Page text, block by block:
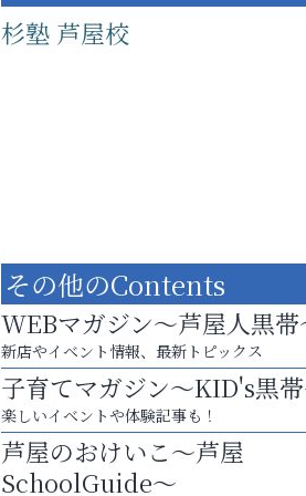
杉塾 芦屋校
学び方が変われば、成績は変わる。
トレファク出張買取
その他のContents
WEBマガジン～芦屋人黒帯
新店やイベント情報、最新トピックス
子育てマガジン～KID's黒
楽しいイベントや体験記事も！
芦屋のおけいこ～芦屋
SchoolGuide～